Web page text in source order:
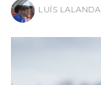
LUÍS LALANDA